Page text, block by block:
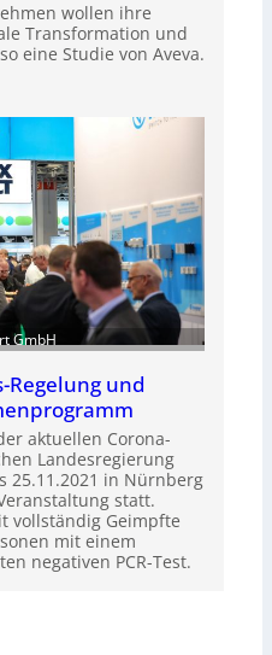
wollen ihre
Transformation und
eine Studie von Aveva.
GmbH
Regelung und
aktuellen Corona-
Landesregierung
25.11.2021 in Nürnberg
statt.
vollständig Geimpfte
mit einem
negativen PCR-Test.